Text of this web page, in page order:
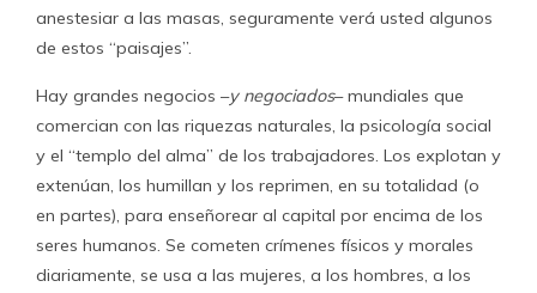
anestesiar a las masas, seguramente verá usted algunos
de estos “paisajes”.
Hay grandes negocios –y negociados– mundiales que
comercian con las riquezas naturales, la psicología social
y el “templo del alma” de los trabajadores. Los explotan y
extenúan, los humillan y los reprimen, en su totalidad (o
en partes), para enseñorear al capital por encima de los
seres humanos. Se cometen crímenes físicos y morales
diariamente, se usa a las mujeres, a los hombres, a los